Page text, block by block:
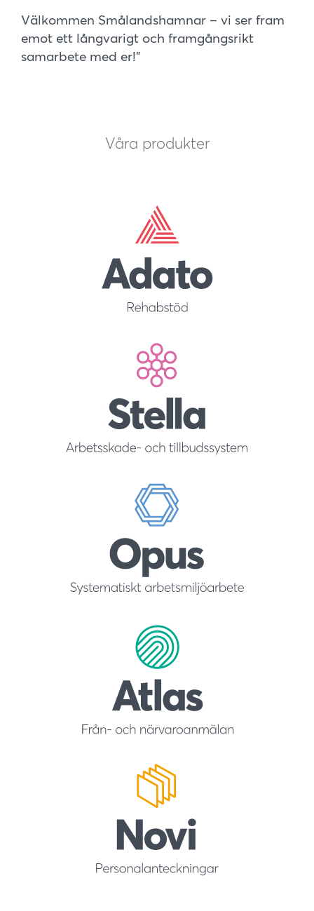
Välkommen Smålandshamnar – vi ser fram
emot ett långvarigt och framgångsrikt
samarbete med er!"
Våra produkter